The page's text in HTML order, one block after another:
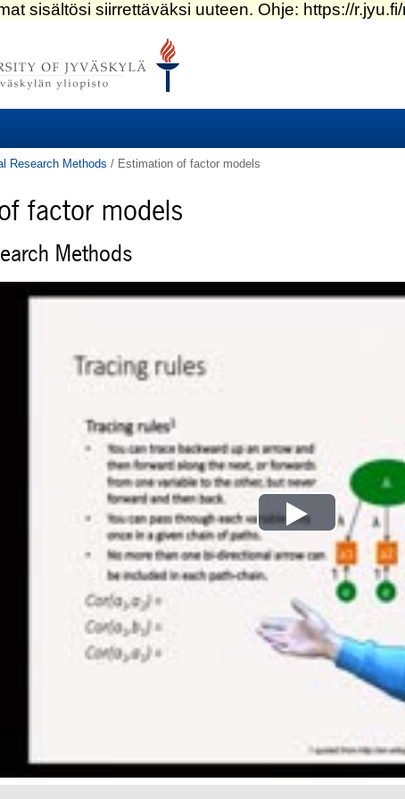
Research Methods / Estimation of factor models
factor models
Methods
Play
Video